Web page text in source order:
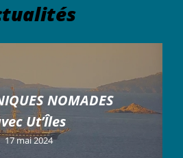
NOMADES
Ut’Îles
17 mai 2024